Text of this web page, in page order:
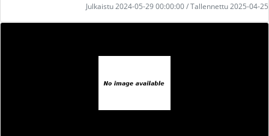
Julkaistu 2024-05-29 00:00:00 / Tallennettu 2025-04-25